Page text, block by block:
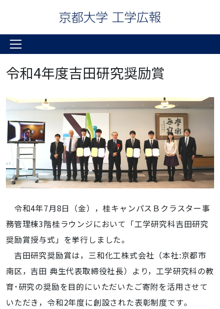
令和4年度吉田研究奨励賞
令和4年7月8日（金），桂キャンパスＢクラスター事
務管理棟3階桂ラウンジにおいて「工学研究科吉田研究
奨励賞授与式」を挙行しました。
吉田研究奨励賞は，三和化工株式会社（本社:京都市
南区，吉田 典生代表取締役社長）より，工学研究科の教
育･研究の奨励を目的にいただいたご寄附を活用させて
いただき，令和2年度に創設された表彰制度です｡